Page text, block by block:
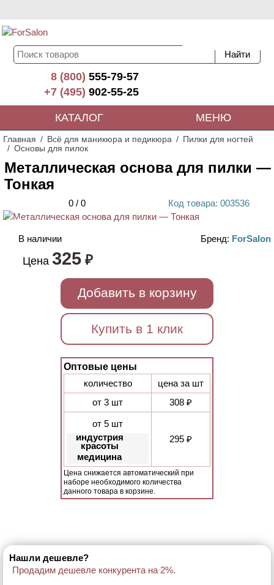
8 (800)555-79-57
+7 (495)902-55-25
КАТАЛОГ МЕНЮ
Главная Всё для маникюра и педикюра
Пилки для ногтей
Основы для пилок
Металлическая основа для пилки —
Тонкая
0 / 0 Код товара: 003536
ХИТ
В наличии Бренд: ForSalon
Цена 325₽
Добавить в корзину
Купить в 1 клик
Оптовые цены
количество
цена за шт
от 3 шт
308 ₽
от 5 шт
индустрия
красоты
медицина
295 ₽
Цена снижается автоматический при
наборе необходимого количества
данного товара в корзине.
Нашли дешевле?
Продадим дешевле конкурента на 2%.